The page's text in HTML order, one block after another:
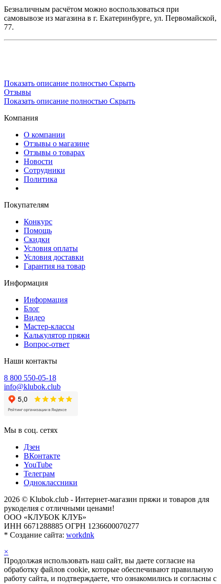
Безналичным расчётом можно воспользоваться при
самовывозе из магазина в г. Екатеринбурге, ул. Первомайской,
77.
Показать описание полностью Скрыть
Отзывы
Показать описание полностью Скрыть
Компания
О компании
Отзывы о магазине
Отзывы о товарах
Новости
Сотрудники
Политика
Покупателям
Конкурс
Помощь
Скидки
Условия оплаты
Условия доставки
Гарантия на товар
Информация
Информация
Блог
Видео
Мастер-классы
Калькулятор пряжи
Вопрос-ответ
Наши контакты
8 800 550-05-18
info@klubok.club
Мы в соц. сетях
Дзен
ВКонтакте
YouTube
Телеграм
Одноклассники
2026 © Klubok.club - Интернет-магазин пряжи и товаров для
рукоделия с отличными ценами!
ООО «КЛУБОК КЛУБ»
ИНН 6671288885 ОГРН 1236600070277
* Создание сайта: workdnk
×
Продолжая использовать наш сайт, вы даете согласие на
обработку файлов cookie, которые обеспечивают правильную
работу сайта, и подтверждаете, что ознакомились и согласны с